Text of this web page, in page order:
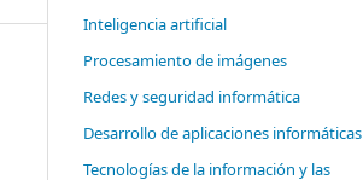
Inteligencia artificial
Procesamiento de imágenes
Redes y seguridad informática
Desarrollo de aplicaciones informáticas
Tecnologías de la información y las